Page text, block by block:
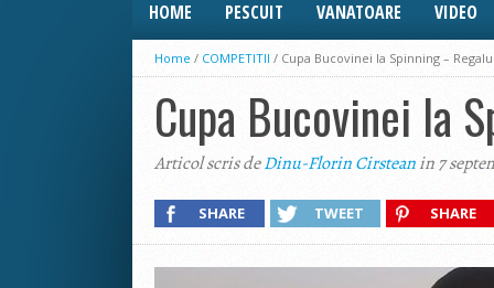
HOME PESCUIT VANATOARE VIDEO
Home / COMPETITII / Cupa Bucovinei la Spinning –
Cupa Bucovinei la
Articol scris deDinu-Florin Cirsteanin 7
SHARE TWEET SHARE